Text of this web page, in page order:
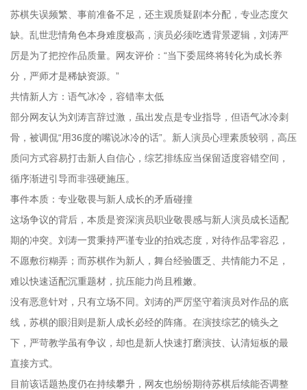
苏棋失误频繁、事前准备不足，还主观质疑剧本分配，专业态度欠
缺。乱世悲情角色本身难度极高，演员必须吃透背景逻辑，刘涛严
厉是为了把控作品质量。网友评价：“当下委屈终将转化为成长养
分，严师才是稀缺资源。”
共情新人方：语气冰冷，容错率太低
部分网友认为刘涛言辞过激，虽出发点是专业指导，但语气冰冷刺
骨，被调侃“用36度的嘴说冰冷的话”。新人演员心理素质较弱，高压
质问方式容易打击新人自信心，综艺排练应当保留适度容错空间，
循序渐进引导而非强硬施压。
事件本质：专业敬畏与新人成长的矛盾碰撞
这场争议的背后，本质是资深演员职业敬畏感与新人演员成长适配
期的冲突。刘涛一贯秉持严谨专业的拍戏态度，对待作品零容忍，
不愿敷衍糊弄；而苏棋作为新人，舞台经验匮乏、共情能力不足，
难以快速适配沉重题材，抗压能力尚且稚嫩。
没有恶意针对，只有立场不同。刘涛的严厉坚守着演员对作品的底
线，苏棋的眼泪则是新人成长必经的阵痛。在演技综艺的镜头之
下，严苛教学虽有争议，却也是新人快速打磨演技、认清短板的最
直接方式。
目前该话题热度仍在持续攀升，网友也纷纷期待苏棋后续能否调整